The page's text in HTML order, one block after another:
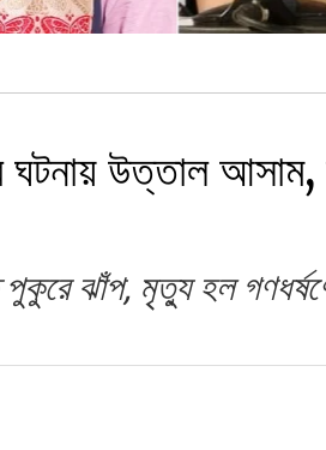
ঘটনায় উত্তাল আসাম,
পুকুরে ঝাঁপ, মৃত্যু হল